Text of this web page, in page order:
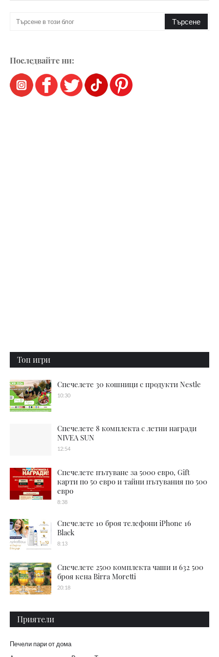
Последвайте ни:
Топ игри
Спечелете 30 кошници с продукти Nestle
10:30
Спечелете 8 комплекта с летни награди
NIVEA SUN
12:54
Спечелете пътуване за 5000 евро, Gift
карти по 50 евро и тайни пътувания по 500
евро
8:38
Спечелете 10 броя телефони iPhone 16
Black
8:13
Спечелете 2500 комплекта чаши и 632 500
броя кена Birra Moretti
20:18
Приятели
Печели пари от дома